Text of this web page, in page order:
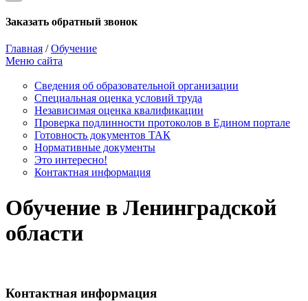
Заказать обратный звонок
Главная /Обучение
Меню сайта
Сведения об образовательной организации
Cпециальная оценка условий труда
Независимая оценка квалификации
Проверка подлинности протоколов в Едином портале
Готовность документов ТАК
Нормативные документы
Это интересно!
Контактная информация
Обучение в Ленинградской
области
Контактная информация